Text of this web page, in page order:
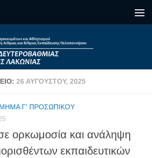
26 ΑΥΓΟΎΣΤΟΥ, 2025
Γ' ΠΡΟΣΩΠΙΚΟΎ
ορκωμοσία και ανάληψη
εκπαιδευτικών